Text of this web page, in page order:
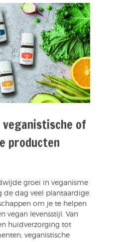
of
producten
groei in veganisme
de dag veel plantaardige
om je te helpen
vegan levensstijl. Van
huidverzorging tot
veganistische